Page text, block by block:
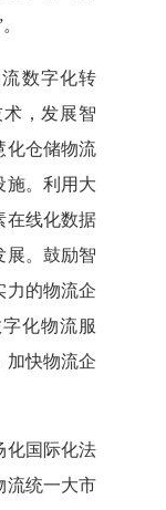
数字化转
，发展智
化仓储物流
施。利用大
在线化数据
展。鼓励智
力的物流企
化物流服
加快物流企
化国际化法
流统一大市